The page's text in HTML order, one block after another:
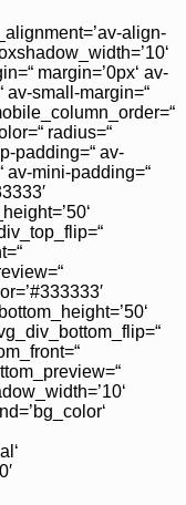
align-
margin=’0px‘ av-
av-small-margin=“
radius=“
padding=“ av-
av-mini-padding=“